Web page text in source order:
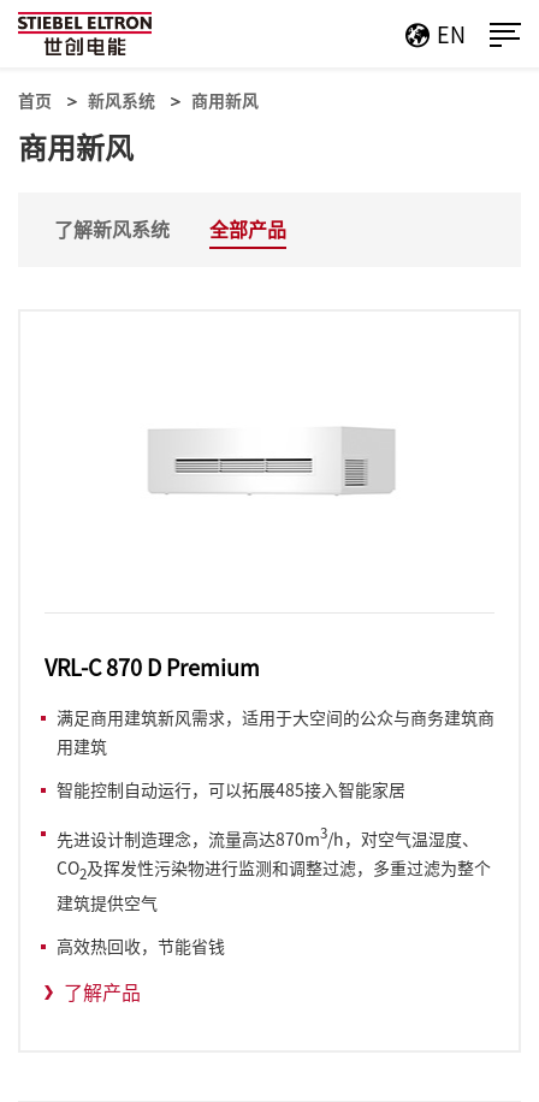
EN
首页 新风系统 商用新风
商用新风
了解新风系统 全部产品
VRL-C 870 D Premium
满足商用建筑新风需求，适用于大空间的公众与商务建筑商
用建筑
智能控制自动运行，可以拓展485接入智能家居
先进设计制造理念，流量高达870m3/h，对空气温湿度、
CO2及挥发性污染物进行监测和调整过滤，多重过滤为整个
建筑提供空气
高效热回收，节能省钱
了解产品